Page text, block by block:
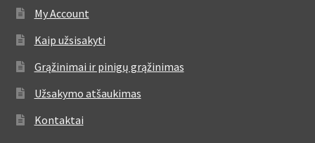
My Account
Kaip užsisakyti
Grąžinimai ir pinigų grąžinimas
Užsakymo atšaukimas
Kontaktai